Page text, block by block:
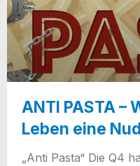
ANTI PASTA –
Leben eine
„Anti Pas­ta“ Die Q4